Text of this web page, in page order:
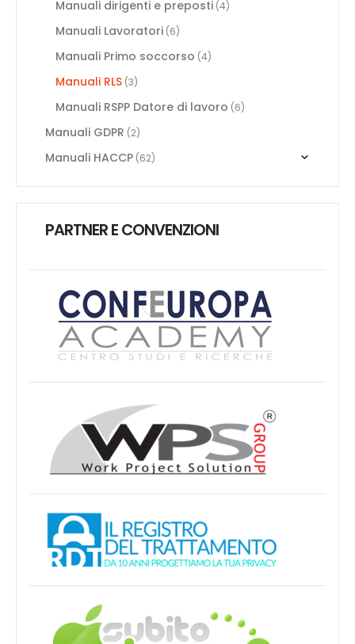
Manuali dirigenti e preposti (4)
Manuali Lavoratori (6)
Manuali Primo soccorso (4)
Manuali RLS (3)
Manuali RSPP Datore di lavoro (6)
Manuali GDPR (2)
Manuali HACCP (62)
PARTNER E CONVENZIONI